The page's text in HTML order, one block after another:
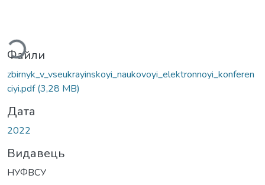
Файли
zbirnyk_v_vseukrayinskoyi_naukovoyi_elektronnoyi_konferen
ciyi.pdf(3,28 MB)
Дата
2022
Видавець
НУФВСУ